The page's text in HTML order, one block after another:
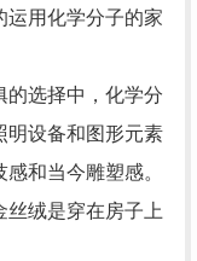
运用化学分子的家
的选择中，化学分
明设备和图形元素
和当今雕塑感。
丝绒是穿在房子上